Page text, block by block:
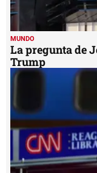
MUNDO
La pregunta de
Trump